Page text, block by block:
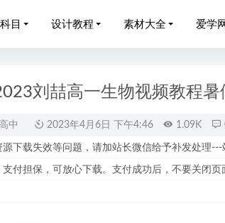
目 设计教程 素材大全 爱学
刘喆高一生物视频教程暑
高中 2023年4月6日 下午4:46 1.09K
下载失效等问题，请加站长微信给予补发处理---
支付担保，可放心下载。支付成功后，不要关闭
】洪然三年级数学教学课程目标S班 2022-
a+班高考二轮复习视频教程+课堂笔记寒假班